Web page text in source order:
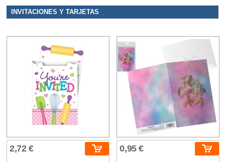
INVITACIONES Y TARJETAS
2,72 € 0,95 €